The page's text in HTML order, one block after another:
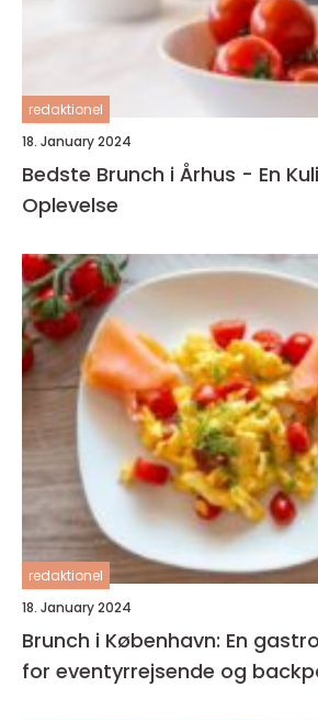
redaktionel
18. January 2024
Bedste Brunch i Århus - En
Oplevelse
redaktionel
18. January 2024
Brunch i København: En
for eventyrrejsende og